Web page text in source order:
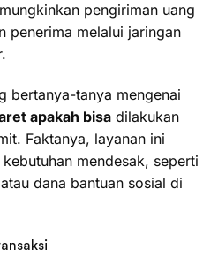
pengiriman uang
penerima melalui jaringan
bertanya-tanya mengenai
apakah bisa dilakukan
Faktanya, layanan ini
mendesak, seperti
dana bantuan sosial di